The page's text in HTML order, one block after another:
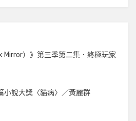
）》第三季第二集．終極玩家
小說大獎〈貓病〉／黃麗群